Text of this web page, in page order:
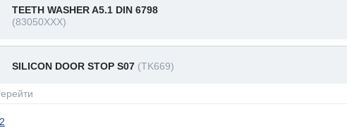
TEETH WASHER A5.1 DIN 6798
(83050XXX)
SILICON DOOR STOP S07 (TK669)